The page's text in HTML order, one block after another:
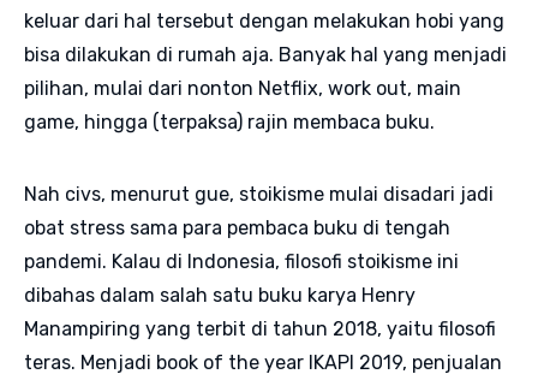
keluar dari hal tersebut dengan melakukan hobi yang
bisa dilakukan di rumah aja. Banyak hal yang menjadi
pilihan, mulai dari nonton Netflix, work out, main
game, hingga (terpaksa) rajin membaca buku.
Nah civs, menurut gue, stoikisme mulai disadari jadi
obat stress sama para pembaca buku di tengah
pandemi. Kalau di Indonesia, filosofi stoikisme ini
dibahas dalam salah satu buku karya Henry
Manampiring yang terbit di tahun 2018, yaitu filosofi
teras. Menjadi book of the year IKAPI 2019, penjualan